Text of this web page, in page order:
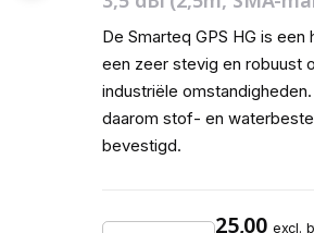
De Smarteq GPS HG is
een zeer stevig en robuust
industriële
daarom stof- en
bevestigd.
25,00 excl.